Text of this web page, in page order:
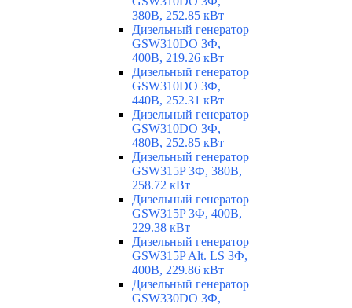
380В, 252.85 кВт
Дизельный генератор
GSW310DO 3Ф,
400В, 219.26 кВт
Дизельный генератор
GSW310DO 3Ф,
440В, 252.31 кВт
Дизельный генератор
GSW310DO 3Ф,
480В, 252.85 кВт
Дизельный генератор
GSW315P 3Ф, 380В,
258.72 кВт
Дизельный генератор
GSW315P 3Ф, 400В,
229.38 кВт
Дизельный генератор
GSW315P Alt. LS 3Ф,
400В, 229.86 кВт
Дизельный генератор
GSW330DO 3Ф,